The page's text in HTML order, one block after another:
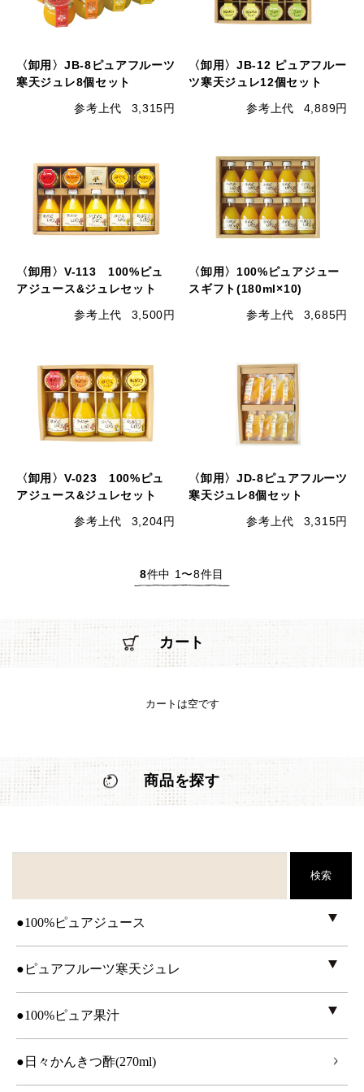
〈卸用〉JB-8ピュアフルーツ
寒天ジュレ8個セット
参考上代
3,315円
〈卸用〉JB-12 ピュアフルー
ツ寒天ジュレ12個セット
参考上代
4,889円
〈卸用〉V-113 100%ピュ
アジュース&ジュレセット
参考上代
3,500円
〈卸用〉100%ピュアジュー
スギフト(180ml×10)
参考上代
3,685円
〈卸用〉V-023 100%ピュ
アジュース&ジュレセット
参考上代
3,204円
〈卸用〉JD-8ピュアフルーツ
寒天ジュレ8個セット
参考上代
3,315円
8件中 1〜8件目
カート
カートは空です
商品を探す
検索
●100%ピュアジュース
●ピュアフルーツ寒天ジュレ
●100%ピュア果汁
●日々かんきつ酢(270ml)